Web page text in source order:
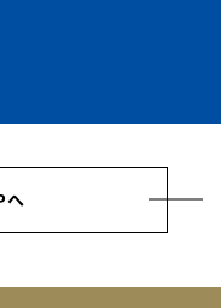
へ